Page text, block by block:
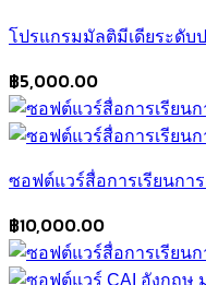
โปรแกรมมัลติมีเดียระดับ
฿5,000.00
ซอฟต์แวร์สื่อการเรียนกา
฿10,000.00